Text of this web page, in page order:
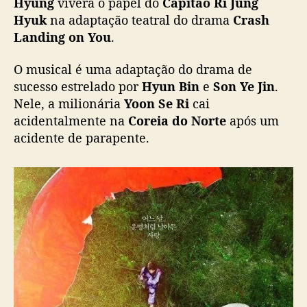
e
K
u
u
n
g
é
a
n
u
n
c
i
Hyukna adaptação teatral do drama Crash
Landing on You.
O musical é uma adaptação do drama de
sucesso estrelado porHyun Bin e Son Ye Jin.
Nele, a milionária Yoon Se Ri cai
acidentalmente na Coreia do Norte após um
acidente de parapente.